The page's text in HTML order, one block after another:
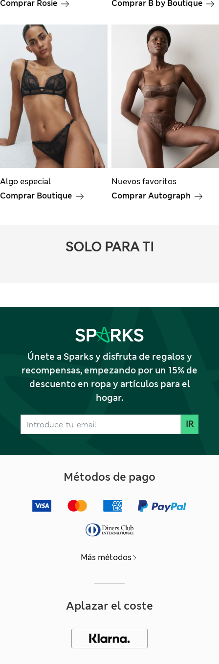
Comprar Rosie Comprar B by Boutique
Algo especial
Comprar Boutique
Nuevos favoritos
Comprar Autograph
SOLO PARA TI
Únete a Sparks y disfruta de regalos y
recompensas, empezando por un 15% de
descuento en ropa y artículos para el
hogar.
IR
Métodos de pago
Más métodos
Aplazar el coste